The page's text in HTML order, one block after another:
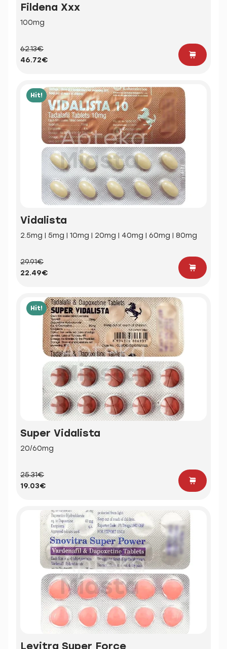
Fildena Xxx
100mg
62.13€
46.72€
Hit!
Vidalista
2.5mg | 5mg | 10mg | 20mg | 40mg | 60mg | 80mg
29.91€
22.49€
Hit!
Super Vidalista
20/60mg
25.31€
19.03€
Levitra Super Force